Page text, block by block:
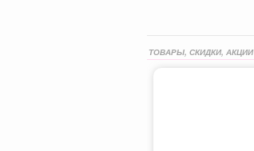
ТОВАРЫ, СКИДКИ, АКЦИИ